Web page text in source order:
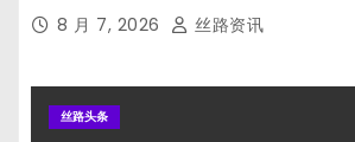
8 月 7, 2026 丝路资讯
丝路头条